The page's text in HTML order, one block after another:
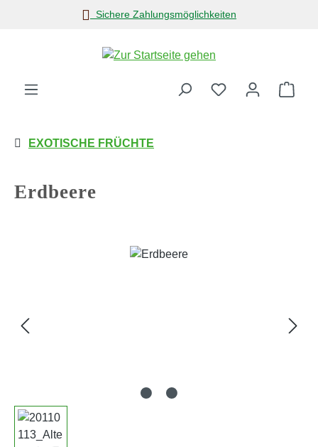
Zum Hauptinhalt springenSichere Zahlungsmöglichkeiten
EXOTISCHE FRÜCHTE
Erdbeere
Bildergalerie überspringen